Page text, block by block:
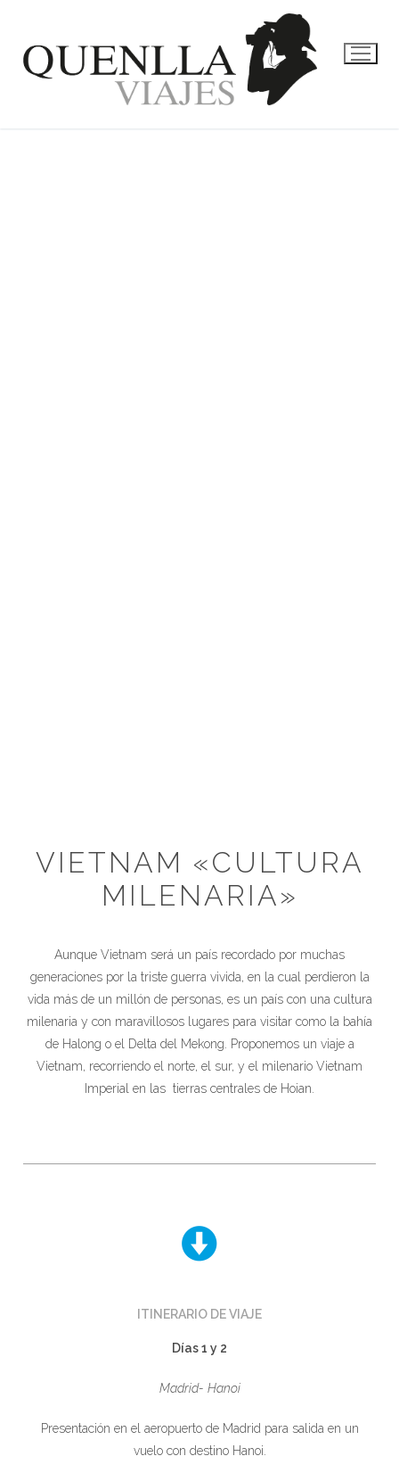
VIETNAM «CULTURA
MILENARIA»
Aunque Vietnam será un país recordado por muchas
generaciones por la triste guerra vivida, en la cual perdieron la
vida más de un millón de personas, es un país con una cultura
milenaria y con maravillosos lugares para visitar como la bahía
de Halong o el Delta del Mekong. Proponemos un viaje a
Vietnam, recorriendo el norte, el sur, y el milenario Vietnam
Imperial en las tierras centrales de Hoian.
ITINERARIO DE VIAJE
Días 1 y 2
Madrid- Hanoi
Presentación en el aeropuerto de Madrid para salida en un
vuelo con destino Hanoi.